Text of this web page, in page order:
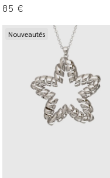
85€
Nouveautés